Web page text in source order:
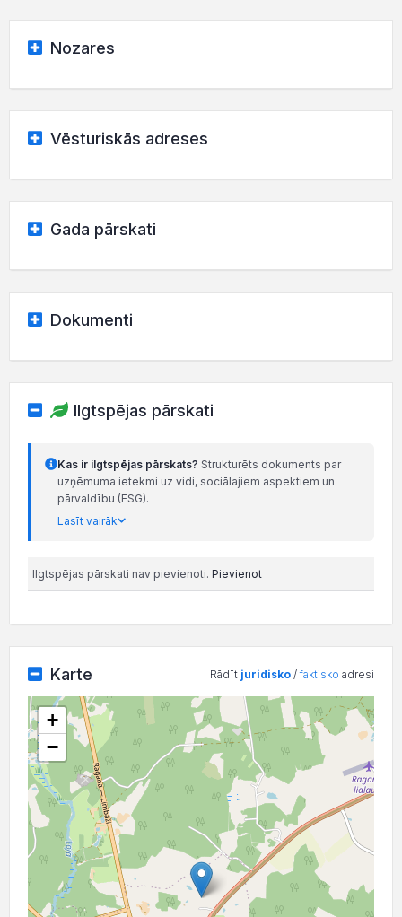
Nozares
Vēsturiskās adreses
Gada pārskati
Dokumenti
Ilgtspējas pārskati
Kas ir ilgtspējas pārskats? Strukturēts dokuments par
uzņēmuma ietekmi uz vidi, sociālajiem aspektiem un
pārvaldību (ESG).
Lasīt vairāk
Ilgtspējas pārskati nav pievienoti. Pievienot
Karte Rādīt juridisko /faktisko adresi
+
−